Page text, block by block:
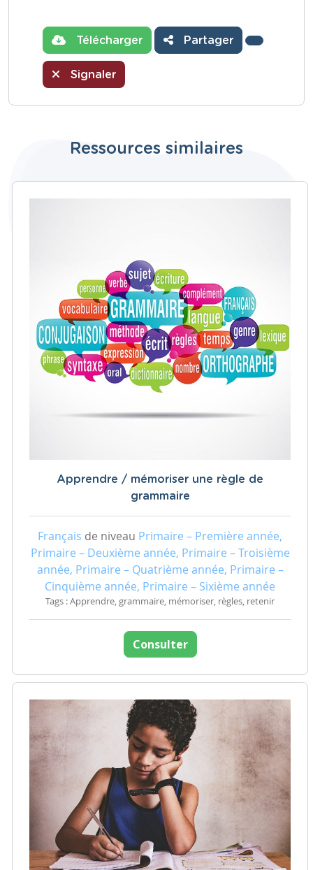
Télécharger Partager
Signaler
Ressources similaires
Apprendre / mémoriser une règle de
grammaire
Français de niveau Primaire – Première année,
Primaire – Deuxième année, Primaire – Troisième
année, Primaire – Quatrième année, Primaire –
Cinquième année, Primaire – Sixième année
Tags : Apprendre, grammaire, mémoriser, règles, retenir
Consulter